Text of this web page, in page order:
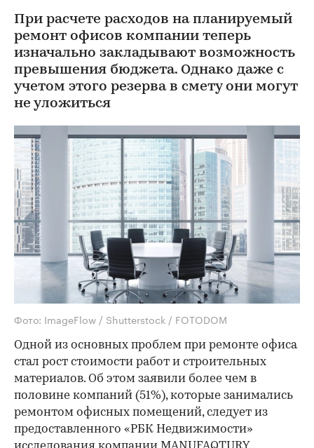
При расчете расходов на планируемый
ремонт офисов компании теперь
изначально закладывают возможность
превышения бюджета. Однако даже с
учетом этого резерва в смету они могут
не уложиться
Фото: ImageFlow / Shutterstock / FOTODOM
Одной из основных проблем при ремонте офиса
стал рост стоимости работ и строительных
материалов. Об этом заявили более чем в
половине компаний (51%), которые занимались
ремонтом офисных помещений, следует из
предоставленного «РБК Недвижимости»